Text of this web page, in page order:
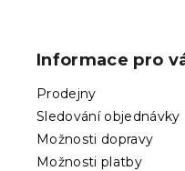
Informace pro
Prodejny
Sledování objednávky
Možnosti dopravy
Možnosti platby